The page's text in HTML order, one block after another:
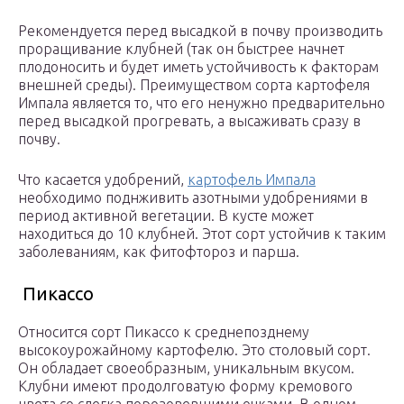
Рекомендуется перед высадкой в почву производить
проращивание клубней (так он быстрее начнет
плодоносить и будет иметь устойчивость к факторам
внешней среды). Преимуществом сорта картофеля
Импала является то, что его ненужно предварительно
перед высадкой прогревать, а высаживать сразу в
почву.
Что касается удобрений, картофель Импала
необходимо поднживить азотными удобрениями в
период активной вегетации. В кусте может
находиться до 10 клубней. Этот сорт устойчив к таким
заболеваниям, как фитофтороз и парша.
Пикассо
Относится сорт Пикассо к среднепозднему
высокоурожайному картофелю. Это столовый сорт.
Он обладает своеобразным, уникальным вкусом.
Клубни имеют продолговатую форму кремового